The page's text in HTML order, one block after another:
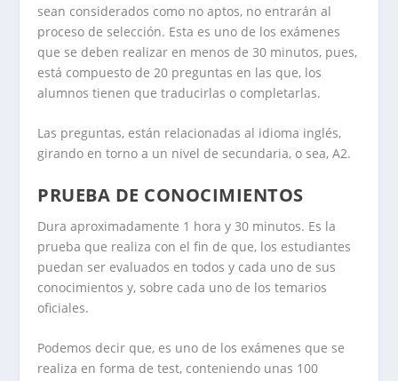
sean considerados como no aptos, no entrarán al
proceso de selección. Esta es uno de los exámenes
que se deben realizar en menos de 30 minutos, pues,
está compuesto de 20 preguntas en las que, los
alumnos tienen que traducirlas o completarlas.
Las preguntas, están relacionadas al idioma inglés,
girando en torno a un nivel de secundaria, o sea, A2.
PRUEBA DE CONOCIMIENTOS
Dura aproximadamente 1 hora y 30 minutos. Es la
prueba que realiza con el fin de que, los estudiantes
puedan ser evaluados en todos y cada uno de sus
conocimientos y, sobre cada uno de los temarios
oficiales.
Podemos decir que, es uno de los exámenes que se
realiza en forma de test, conteniendo unas 100